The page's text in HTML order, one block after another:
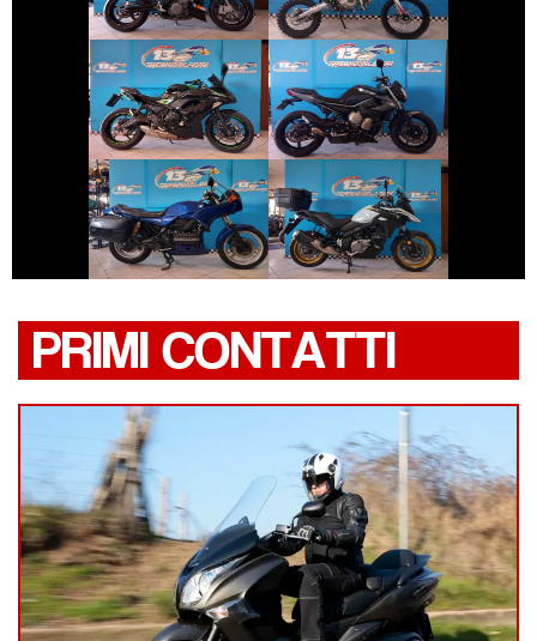
KAWASAKI
NINJA-650
€ 5.790 €
YAMAHA XJ6
€ 3.490 €
BMW SERIE-K
€ 2.990 €
SUZUKI V-STROM
€ 6.790 €
PRIMI CONTATTI